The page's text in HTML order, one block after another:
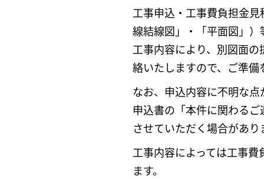
工事申込・工事費負担金
線結線図」・「平面図」
工事内容により、別図面
絡いたしますので、ご準
なお、申込内容に不明な
申込書の「本件に関わる
させていただく場合があり
工事内容によっては工事
ます。